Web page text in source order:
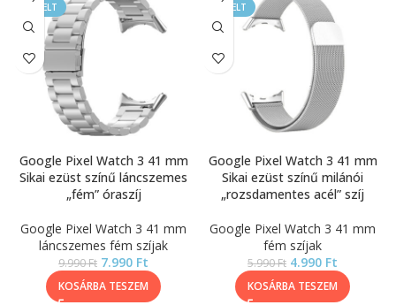
KIEMELT
Google Pixel Watch 3 41 mm
Sikai ezüst színű láncszemes
„fém” óraszíj
Google Pixel Watch 3 41 mm
láncszemes fém szíjak
9.990Ft 7.990 Ft
KOSÁRBA TESZEM
KIEMELT
Google Pixel Watch 3 41 mm
Sikai ezüst színű milánói
„rozsdamentes acél” szíj
Google Pixel Watch 3 41 mm
fém szíjak
5.990Ft 4.990 Ft
KOSÁRBA TESZEM